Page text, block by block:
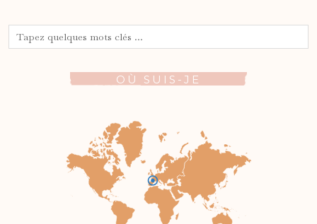
OÙ SUIS-JE